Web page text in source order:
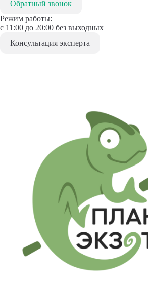
Обратный звонок
Режим работы:
с 11:00 до 20:00 без выходных
Консультация эксперта